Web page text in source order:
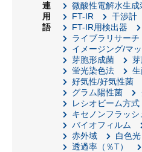
連
用
語
微酸性電解水生成
FT-IR
干渉計
FT-IR用検出器
ライブラリサーチ
イメージング/マ
芽胞形成菌
蛍光染色法
好気性/好気性菌
グラム陽性菌
レシオビーム方式
キセノンフラッ
バイオフィルム
赤外域
白色光
透過率（％T）